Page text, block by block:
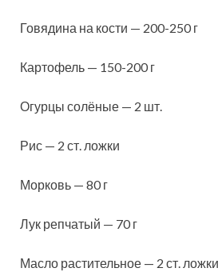
Говядина на кости — 200-250 г
Картофель — 150-200 г
Огурцы солёные — 2 шт.
Рис — 2 ст. ложки
Морковь — 80 г
Лук репчатый — 70 г
Масло растительное — 2 ст. ложки